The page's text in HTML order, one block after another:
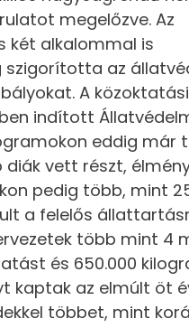
megelőzve. Az
két alkalommal is
szigorította az
A közoktatási
indított
eddig már
diák vett részt,
pedig több, mint
a felelős
több mint 4
és 650.000
kaptak az elmúlt öt
többet, mint